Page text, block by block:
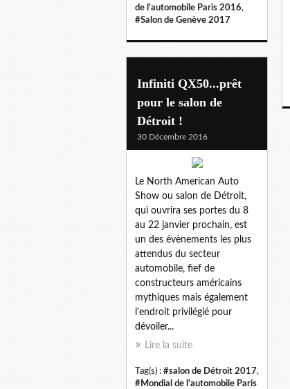
de l'automobile Paris 2016,
#Salon de Genève 2017
Infiniti QX50...prêt
pour le salon de
Détroit !
30 Décembre 2016
Le North American Auto
Show ou salon de Détroit,
qui ouvrira ses portes du 8
au 22 janvier prochain, est
un des évènements les plus
attendus du secteur
automobile, fief de
constructeurs américains
mythiques mais également
l'endroit privilégié pour
dévoiler...
Lire la suite
Tag(s) : #salon de Détroit 2017,
#Mondial de l'automobile Paris